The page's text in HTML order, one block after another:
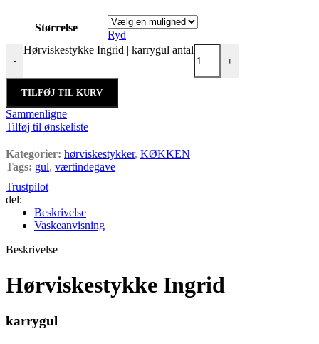
Størrelse
Ryd
-
Hørviskestykke Ingrid | karrygul antal
+
TILFØJ TIL KURV
Sammenligne
Tilføj til ønskeliste
Kategorier: hørviskestykker, KØKKEN
Tags: gul, værtindegave
Trustpilot
del:
Beskrivelse
Vaskeanvisning
Beskrivelse
Hørviskestykke Ingrid
karrygul